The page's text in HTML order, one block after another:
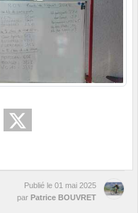
Publié le 01 mai 2025
par Patrice BOUVRET